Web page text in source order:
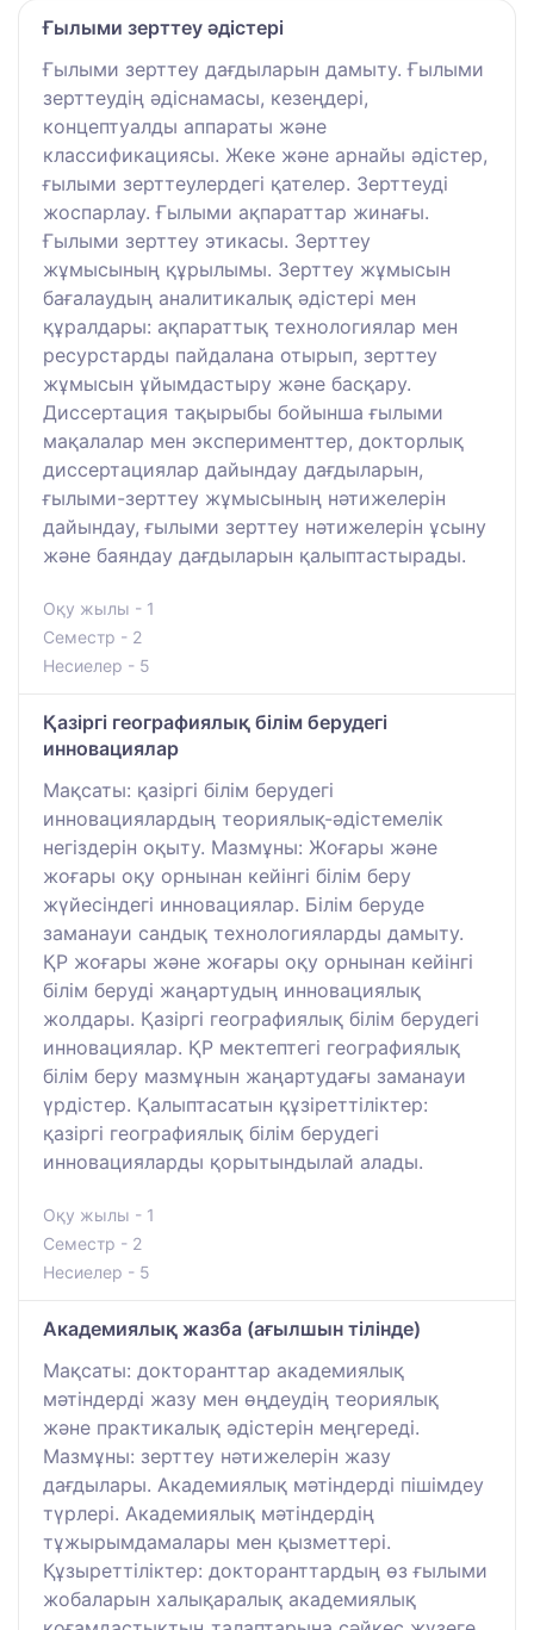
Ғылыми зерттеу әдістері
Ғылыми зерттеу дағдыларын дамыту. Ғылыми
зерттеудің әдіснамасы, кезеңдері,
концептуалды аппараты және
классификациясы. Жеке және арнайы әдістер,
ғылыми зерттеулердегі қателер. Зерттеуді
жоспарлау. Ғылыми ақпараттар жинағы.
Ғылыми зерттеу этикасы. Зерттеу
жұмысының құрылымы. Зерттеу жұмысын
бағалаудың аналитикалық әдістері мен
құралдары: ақпараттық технологиялар мен
ресурстарды пайдалана отырып, зерттеу
жұмысын ұйымдастыру және басқару.
Диссертация тақырыбы бойынша ғылыми
мақалалар мен эксперименттер, докторлық
диссертациялар дайындау дағдыларын,
ғылыми-зерттеу жұмысының нәтижелерін
дайындау, ғылыми зерттеу нәтижелерін ұсыну
және баяндау дағдыларын қалыптастырады.
Оқу жылы - 1
Семестр - 2
Несиелер - 5
Қазіргі географиялық білім берудегі
инновациялар
Мақсаты: қазіргі білім берудегі
инновациялардың теориялық-әдістемелік
негіздерін оқыту. Мазмұны: Жоғары және
жоғары оқу орнынан кейінгі білім беру
жүйесіндегі инновациялар. Білім беруде
заманауи сандық технологияларды дамыту.
ҚР жоғары және жоғары оқу орнынан кейінгі
білім беруді жаңартудың инновациялық
жолдары. Қазіргі географиялық білім берудегі
инновациялар. ҚР мектептегі географиялық
білім беру мазмұнын жаңартудағы заманауи
үрдістер. Қалыптасатын құзіреттіліктер:
қазіргі географиялық білім берудегі
инновацияларды қорытындылай алады.
Оқу жылы - 1
Семестр - 2
Несиелер - 5
Академиялық жазба (ағылшын тілінде)
Мақсаты: докторанттар академиялық
мәтіндерді жазу мен өңдеудің теориялық
және практикалық әдістерін меңгереді.
Мазмұны: зерттеу нәтижелерін жазу
дағдылары. Академиялық мәтіндерді пішімдеу
түрлері. Академиялық мәтіндердің
тұжырымдамалары мен қызметтері.
Құзыреттіліктер: докторанттардың өз ғылыми
жобаларын халықаралық академиялық